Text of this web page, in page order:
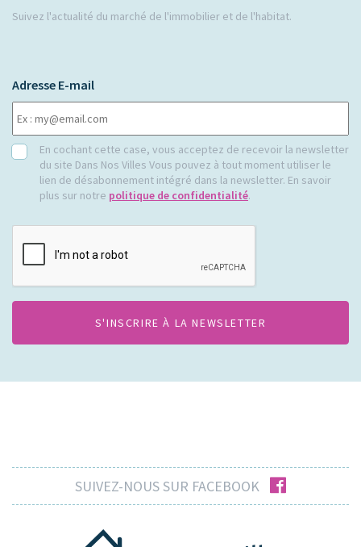
Suivez l'actualité du marché de l'immobilier et de l'habitat.
Adresse E-mail
RGPDEn cochant cette case, vous acceptez de recevoir la newsletter
du site Dans Nos Villes Vous pouvez à tout moment utiliser le
lien de désabonnement intégré dans la newsletter. En savoir
plus sur notre politique de confidentialité.
CAPTCHA
SUIVEZ-NOUS SUR FACEBOOK facebook